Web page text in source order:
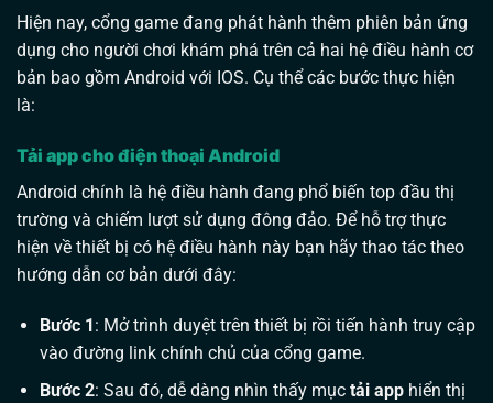
Hiện nay, cổng game đang phát hành thêm phiên bản ứng
dụng cho người chơi khám phá trên cả hai hệ điều hành cơ
bản bao gồm Android với IOS. Cụ thể các bước thực hiện
là:
Tải app cho điện thoại Android
Android chính là hệ điều hành đang phổ biến top đầu thị
trường và chiếm lượt sử dụng đông đảo. Để hỗ trợ thực
hiện về thiết bị có hệ điều hành này bạn hãy thao tác theo
hướng dẫn cơ bản dưới đây:
Bước 1: Mở trình duyệt trên thiết bị rồi tiến hành truy cập
vào đường link chính chủ của cổng game.
Bước 2: Sau đó, dễ dàng nhìn thấy mục tải apphiển thị